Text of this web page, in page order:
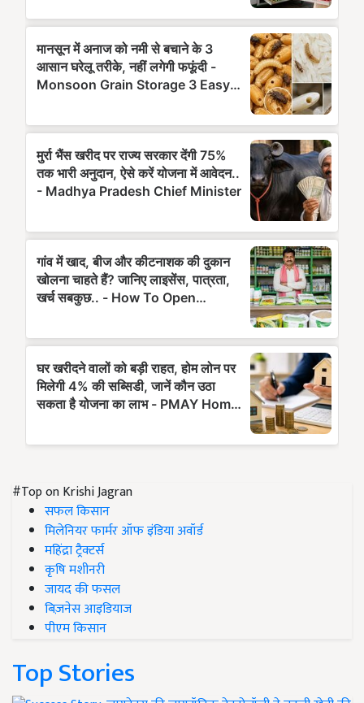
#Top on Krishi Jagran
सफल किसान
मिलेनियर फार्मर ऑफ इंडिया अवॉर्ड
महिंद्रा ट्रैक्टर्स
कृषि मशीनरी
जायद की फसल
बिज़नेस आइडियाज
पीएम किसान
Top Stories